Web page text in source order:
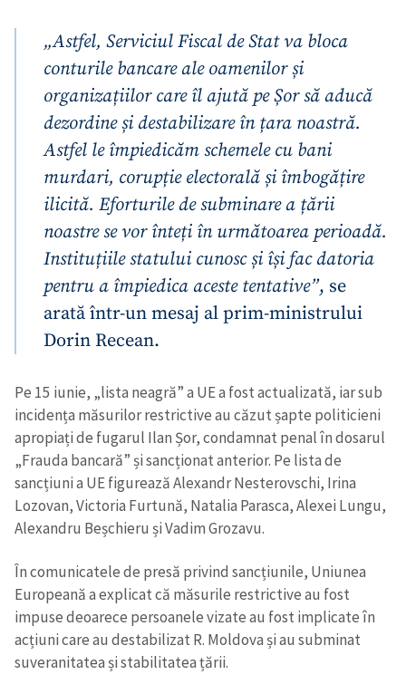
„Astfel, Serviciul Fiscal de Stat va bloca
conturile bancare ale oamenilor și
organizațiilor care îl ajută pe Șor să aducă
dezordine și destabilizare în țara noastră.
Astfel le împiedicăm schemele cu bani
murdari, corupție electorală și îmbogățire
ilicită. Eforturile de subminare a țării
noastre se vor înteți în următoarea perioadă.
Instituțiile statului cunosc și își fac datoria
pentru a împiedica aceste tentative”, se
arată într-un mesaj al prim-ministrului
Dorin Recean.
Pe 15 iunie, „lista neagră” a UE a fost actualizată, iar sub
incidența măsurilor restrictive au căzut șapte politicieni
apropiați de fugarul Ilan Șor, condamnat penal în dosarul
„Frauda bancară” și sancționat anterior. Pe lista de
sancțiuni a UE figurează Alexandr Nesterovschi, Irina
Lozovan, Victoria Furtună, Natalia Parasca, Alexei Lungu,
Alexandru Beșchieru și Vadim Grozavu.
În comunicatele de presă privind sancțiunile, Uniunea
Europeană a explicat că măsurile restrictive au fost
impuse deoarece persoanele vizate au fost implicate în
acțiuni care au destabilizat R. Moldova și au subminat
suveranitatea și stabilitatea țării.